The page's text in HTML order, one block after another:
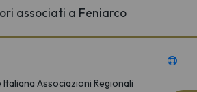
associati a Feniarco
Associazioni Regionali